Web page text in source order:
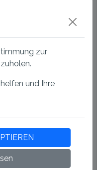
überprüfen
zur
und Ihre